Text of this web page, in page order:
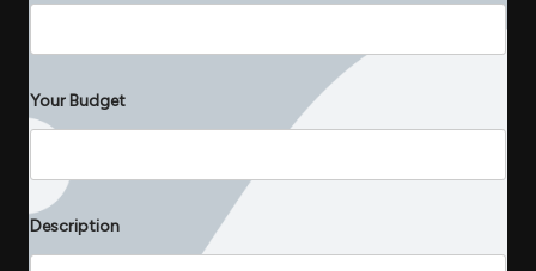
Your Budget
Y
o
Description